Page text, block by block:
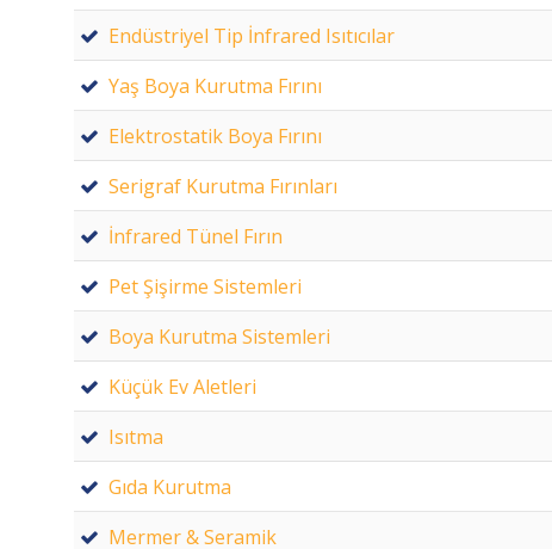
Endüstriyel Tip İnfrared Isıtıcılar
Yaş Boya Kurutma Fırını
Elektrostatik Boya Fırını
Serigraf Kurutma Fırınları
İnfrared Tünel Fırın
Pet Şişirme Sistemleri
Boya Kurutma Sistemleri
Küçük Ev Aletleri
Isıtma
Gıda Kurutma
Mermer & Seramik